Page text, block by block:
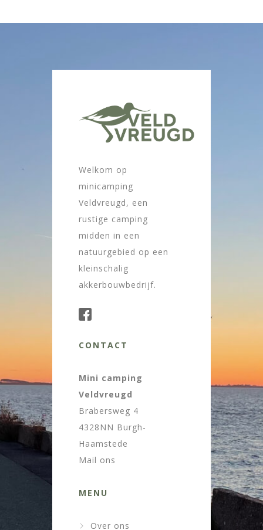
Welkom op
minicamping
Veldvreugd, een
rustige camping
midden in een
natuurgebied op een
kleinschalig
akkerbouwbedrijf.
CONTACT
Mini camping
Veldvreugd
Brabersweg 4
4328NN Burgh-
Haamstede
Mail ons
MENU
Over ons